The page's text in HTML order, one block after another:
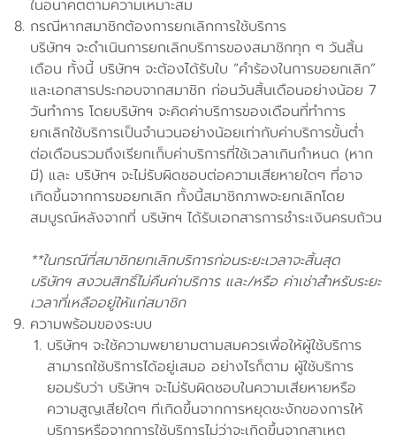
ในอนาคตตามความเหมาะสม
กรณีหากสมาชิกต้องการยกเลิกการใช้บริการ
บริษัทฯ จะดำเนินการยกเลิกบริการของสมาชิกทุก ๆ วันสิ้น
เดือน ทั้งนี้ บริษัทฯ จะต้องได้รับใบ “คำร้องในการขอยกเลิก”
และเอกสารประกอบจากสมาชิก ก่อนวันสิ้นเดือนอย่างน้อย 7
วันทำการ โดยบริษัทฯ จะคิดค่าบริการของเดือนที่ทำการ
ยกเลิกใช้บริการเป็นจำนวนอย่างน้อยเท่ากับค่าบริการขั้นต่ำ
ต่อเดือนรวมถึงเรียกเก็บค่าบริการที่ใช้เวลาเกินกำหนด (หาก
มี) และ บริษัทฯ จะไม่รับผิดชอบต่อความเสียหายใดๆ ที่อาจ
เกิดขึ้นจากการขอยกเลิก ทั้งนี้สมาชิกภาพจะยกเลิกโดย
สมบูรณ์หลังจากที่ บริษัทฯ ได้รับเอกสารการชำระเงินครบถ้วน
**ในกรณีที่สมาชิกยกเลิกบริการก่อนระยะเวลาจะสิ้นสุด
บริษัทฯ สงวนสิทธิ์ไม่คืนค่าบริการ และ/หรือ ค่าเช่าสำหรับระยะ
เวลาที่เหลืออยู่ให้แก่สมาชิก
ความพร้อมของระบบ
บริษัทฯ จะใช้ความพยายามตามสมควรเพื่อให้ผู้ใช้บริการ
สามารถใช้บริการได้อยู่เสมอ อย่างไรก็ตาม ผู้ใช้บริการ
ยอมรับว่า บริษัทฯ จะไม่รับผิดชอบในความเสียหายหรือ
ความสูญเสียใดๆ ทีเกิดขึ้นจากการหยุดชะงักของการให้
บริการหรือจากการใช้บริการไม่ว่าจะเกิดขึ้นจากสาเหตุ